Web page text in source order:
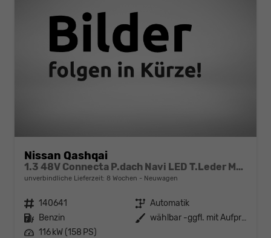
Nissan Qashqai
1.3 48V Connecta P.dach Navi LED T.Leder MJ25 AT
unverbindliche Lieferzeit: 8 Wochen Neuwagen
Fahrzeugnr. 140641 Getriebe Automatik
Kraftstoff Benzin Außenfarbe
wählbar -ggfl. mit Aufpreis-
Leistung 116 kW (158 PS)